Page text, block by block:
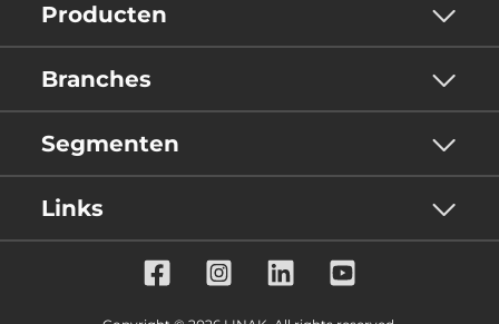
Producten
Branches
Segmenten
Links